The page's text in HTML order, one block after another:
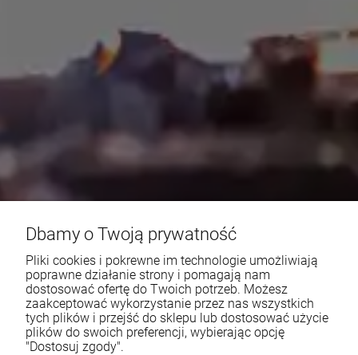
Dbamy o Twoją prywatność
Pliki cookies i pokrewne im technologie umożliwiają
poprawne działanie strony i pomagają nam
dostosować ofertę do Twoich potrzeb. Możesz
zaakceptować wykorzystanie przez nas wszystkich
tych plików i przejść do sklepu lub dostosować użycie
plików do swoich preferencji, wybierając opcję
"Dostosuj zgody".